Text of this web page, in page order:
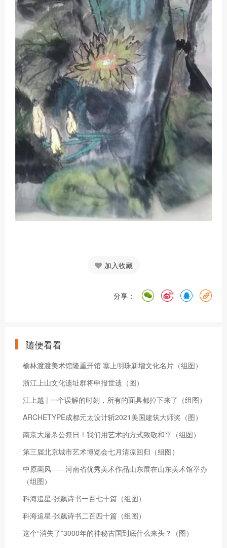
加入收藏
分享：
随便看看
榆林渡渡美术馆隆重开馆 塞上明珠新增文化名片（组图）
浙江上山文化遗址群将申报世遗（图）
江上越 | 一个误解的时刻，所有的面具都掉下来了（组图）
ARCHETYPE成都元太设计斩2021美国建筑大师奖（图）
南京大屠杀公祭日！我们用艺术的方式致敬和平（组图）
第三届北京城市艺术博览会七月清凉回归（组图）
中原画风——河南省优秀美术作品山东展在山东美术馆举办
（组图）
科海追星·张飙诗书一百七十篇（组图）
科海追星·张飙诗书二百四十篇（组图）
这个“消失了”3000年的神秘古国到底什么来头？（图）